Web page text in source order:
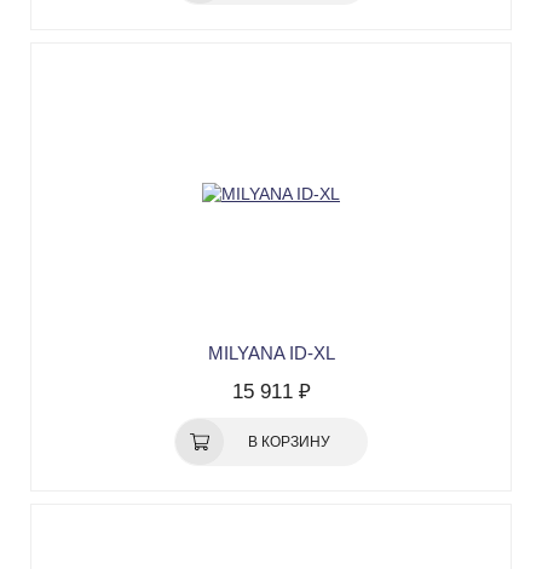
MILYANA ID-XL
15 911 ₽
В КОРЗИНУ